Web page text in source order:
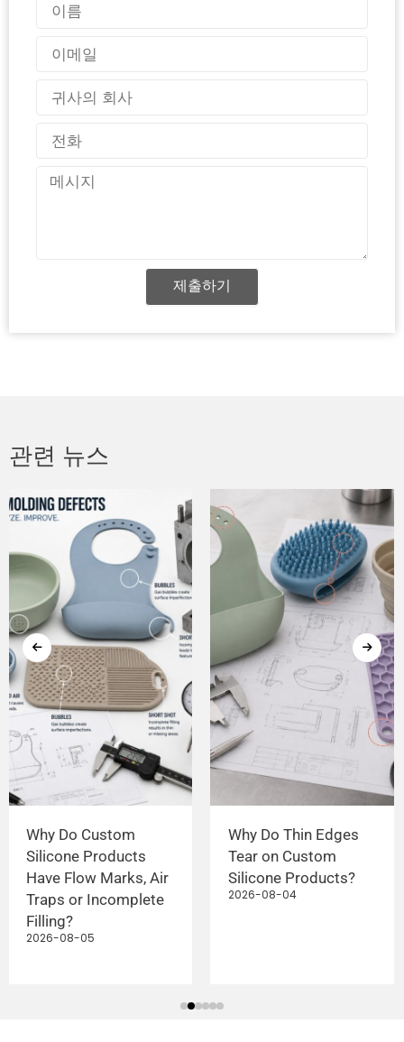
제출하기
관련 뉴스
Why Do Custom
Silicone Products
Have Flow Marks, Air
Traps or Incomplete
Filling?
2026-08-05
Why Do Thin Edges
Tear on Custom
Silicone Products?
2026-08-04